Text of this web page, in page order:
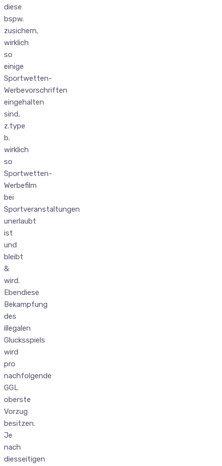
diese
bspw.
zusichern,
wirklich
so
einige
Sportwetten-
Werbevorschriften
eingehalten
sind,
z.type
b.
wirklich
so
Sportwetten-
Werbefilm
bei
Sportveranstaltungen
unerlaubt
ist
und
bleibt
&
wird.
Ebendiese
Bekampfung
des
illegalen
Glucksspiels
wird
pro
nachfolgende
GGL
oberste
Vorzug
besitzen.
Je
nach
diesseitigen